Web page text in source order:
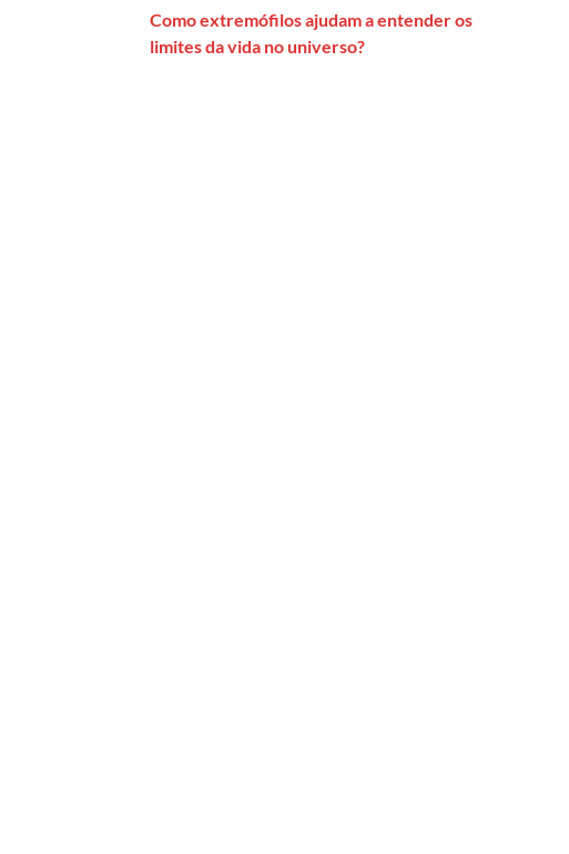
Como extremófilos ajudam a entender os
limites da vida no universo?